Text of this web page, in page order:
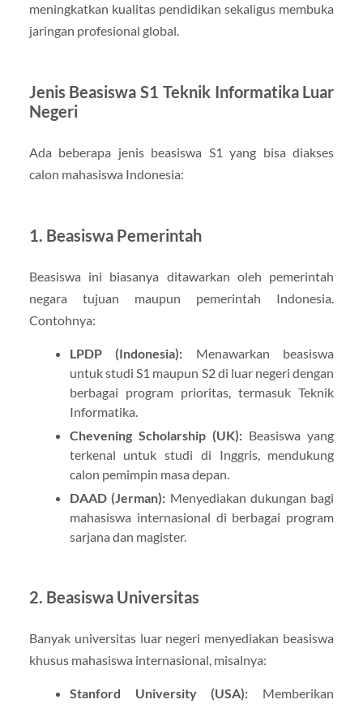
meningkatkan kualitas pendidikan sekaligus membuka
jaringan profesional global.
Jenis Beasiswa S1 Teknik Informatika Luar
Negeri
Ada beberapa jenis beasiswa S1 yang bisa diakses
calon mahasiswa Indonesia:
1. Beasiswa Pemerintah
Beasiswa ini biasanya ditawarkan oleh pemerintah
negara tujuan maupun pemerintah Indonesia.
Contohnya:
LPDP (Indonesia): Menawarkan beasiswa
untuk studi S1 maupun S2 di luar negeri dengan
berbagai program prioritas, termasuk Teknik
Informatika.
Chevening Scholarship (UK): Beasiswa yang
terkenal untuk studi di Inggris, mendukung
calon pemimpin masa depan.
DAAD (Jerman): Menyediakan dukungan bagi
mahasiswa internasional di berbagai program
sarjana dan magister.
2. Beasiswa Universitas
Banyak universitas luar negeri menyediakan beasiswa
khusus mahasiswa internasional, misalnya:
Stanford University (USA): Memberikan